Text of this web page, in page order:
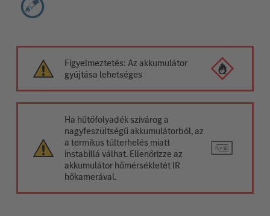
Figyelmeztetés: Az akkumulátor
gyújtása lehetséges
Ha hűtőfolyadék szivárog a
nagyfeszültségű akkumulátorból, az
a termikus túlterhelés miatt
instabillá válhat. Ellenőrizze az
akkumulátor hőmérsékletét IR
hőkamerával.